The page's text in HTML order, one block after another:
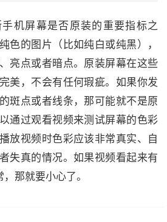
机屏幕是否原装的重要指标之
色的图片（比如纯白或纯黑），
亮点或者暗点。原装屏幕在这些
美，不会有任何瑕疵。如果你发
斑点或者线条，那可能就不是原
通过观看视频来测试屏幕的色彩
放视频时色彩应该非常真实、自
失真的情况。如果视频看起来有
那就要小心了。